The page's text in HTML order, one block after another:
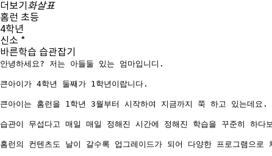
더보기 화살표
홈런 초등
4학년
신소 *
바른학습 습관잡기
안녕하세요? 저는 아들둘 있는 엄마입니디.
큰아이가 4학년 둘째가 1학년이랍니다.
큰아이는 홈런을 1학년 3월부터 시작하여 지금까지 쭉 하고 있는데요.
습관이 무섭다고 매일 매일 정해진 시간에 정해진 학습을 꾸준히 하다
홈런의 컨텐츠도 날이 갈수록 업그레이드가 되어 다양한 프로그램으